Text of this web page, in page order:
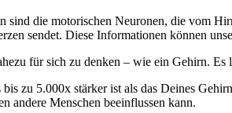
sind die motorischen Neuronen, die vom
sendet. Diese Informationen können
für sich zu denken – wie ein Gehirn.
zu 5.000x stärker ist als das Deines
andere Menschen beeinflussen kann.